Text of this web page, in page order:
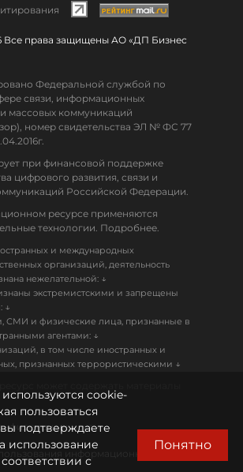
Все права защищены АО «ДП Бизнес
Федеральной службой по
связи, информационных
массовых коммуникаций
номер свидетельства ЭЛ № ФС 77
при финансовой поддержке
цифрового развития, связи и
Российской Федерации.
ресурсе применяются
технологии. Подробнее.
и международных
организаций, деятельность
нежелательной: ↓
экстремистскими и запрещены
↓
СМИ и физические лица, признанные в
агентами: ↓
в том числе иностранных и
признанных террористическими ↓
информационных
cookie-
пользоваться
подтверждаете
использование
с
Понятно